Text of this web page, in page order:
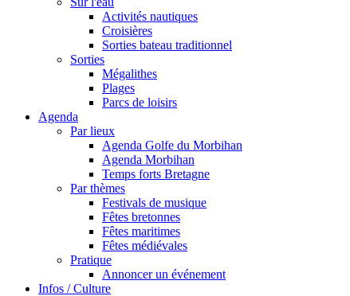
Activités nautiques
Croisières
Sorties bateau traditionnel
Sorties
Mégalithes
Plages
Parcs de loisirs
Agenda
Par lieux
Agenda Golfe du Morbihan
Agenda Morbihan
Temps forts Bretagne
Par thèmes
Festivals de musique
Fêtes bretonnes
Fêtes maritimes
Fêtes médiévales
Pratique
Annoncer un événement
Infos / Culture